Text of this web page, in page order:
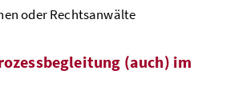
oder Rechtsanwälte
(auch) im